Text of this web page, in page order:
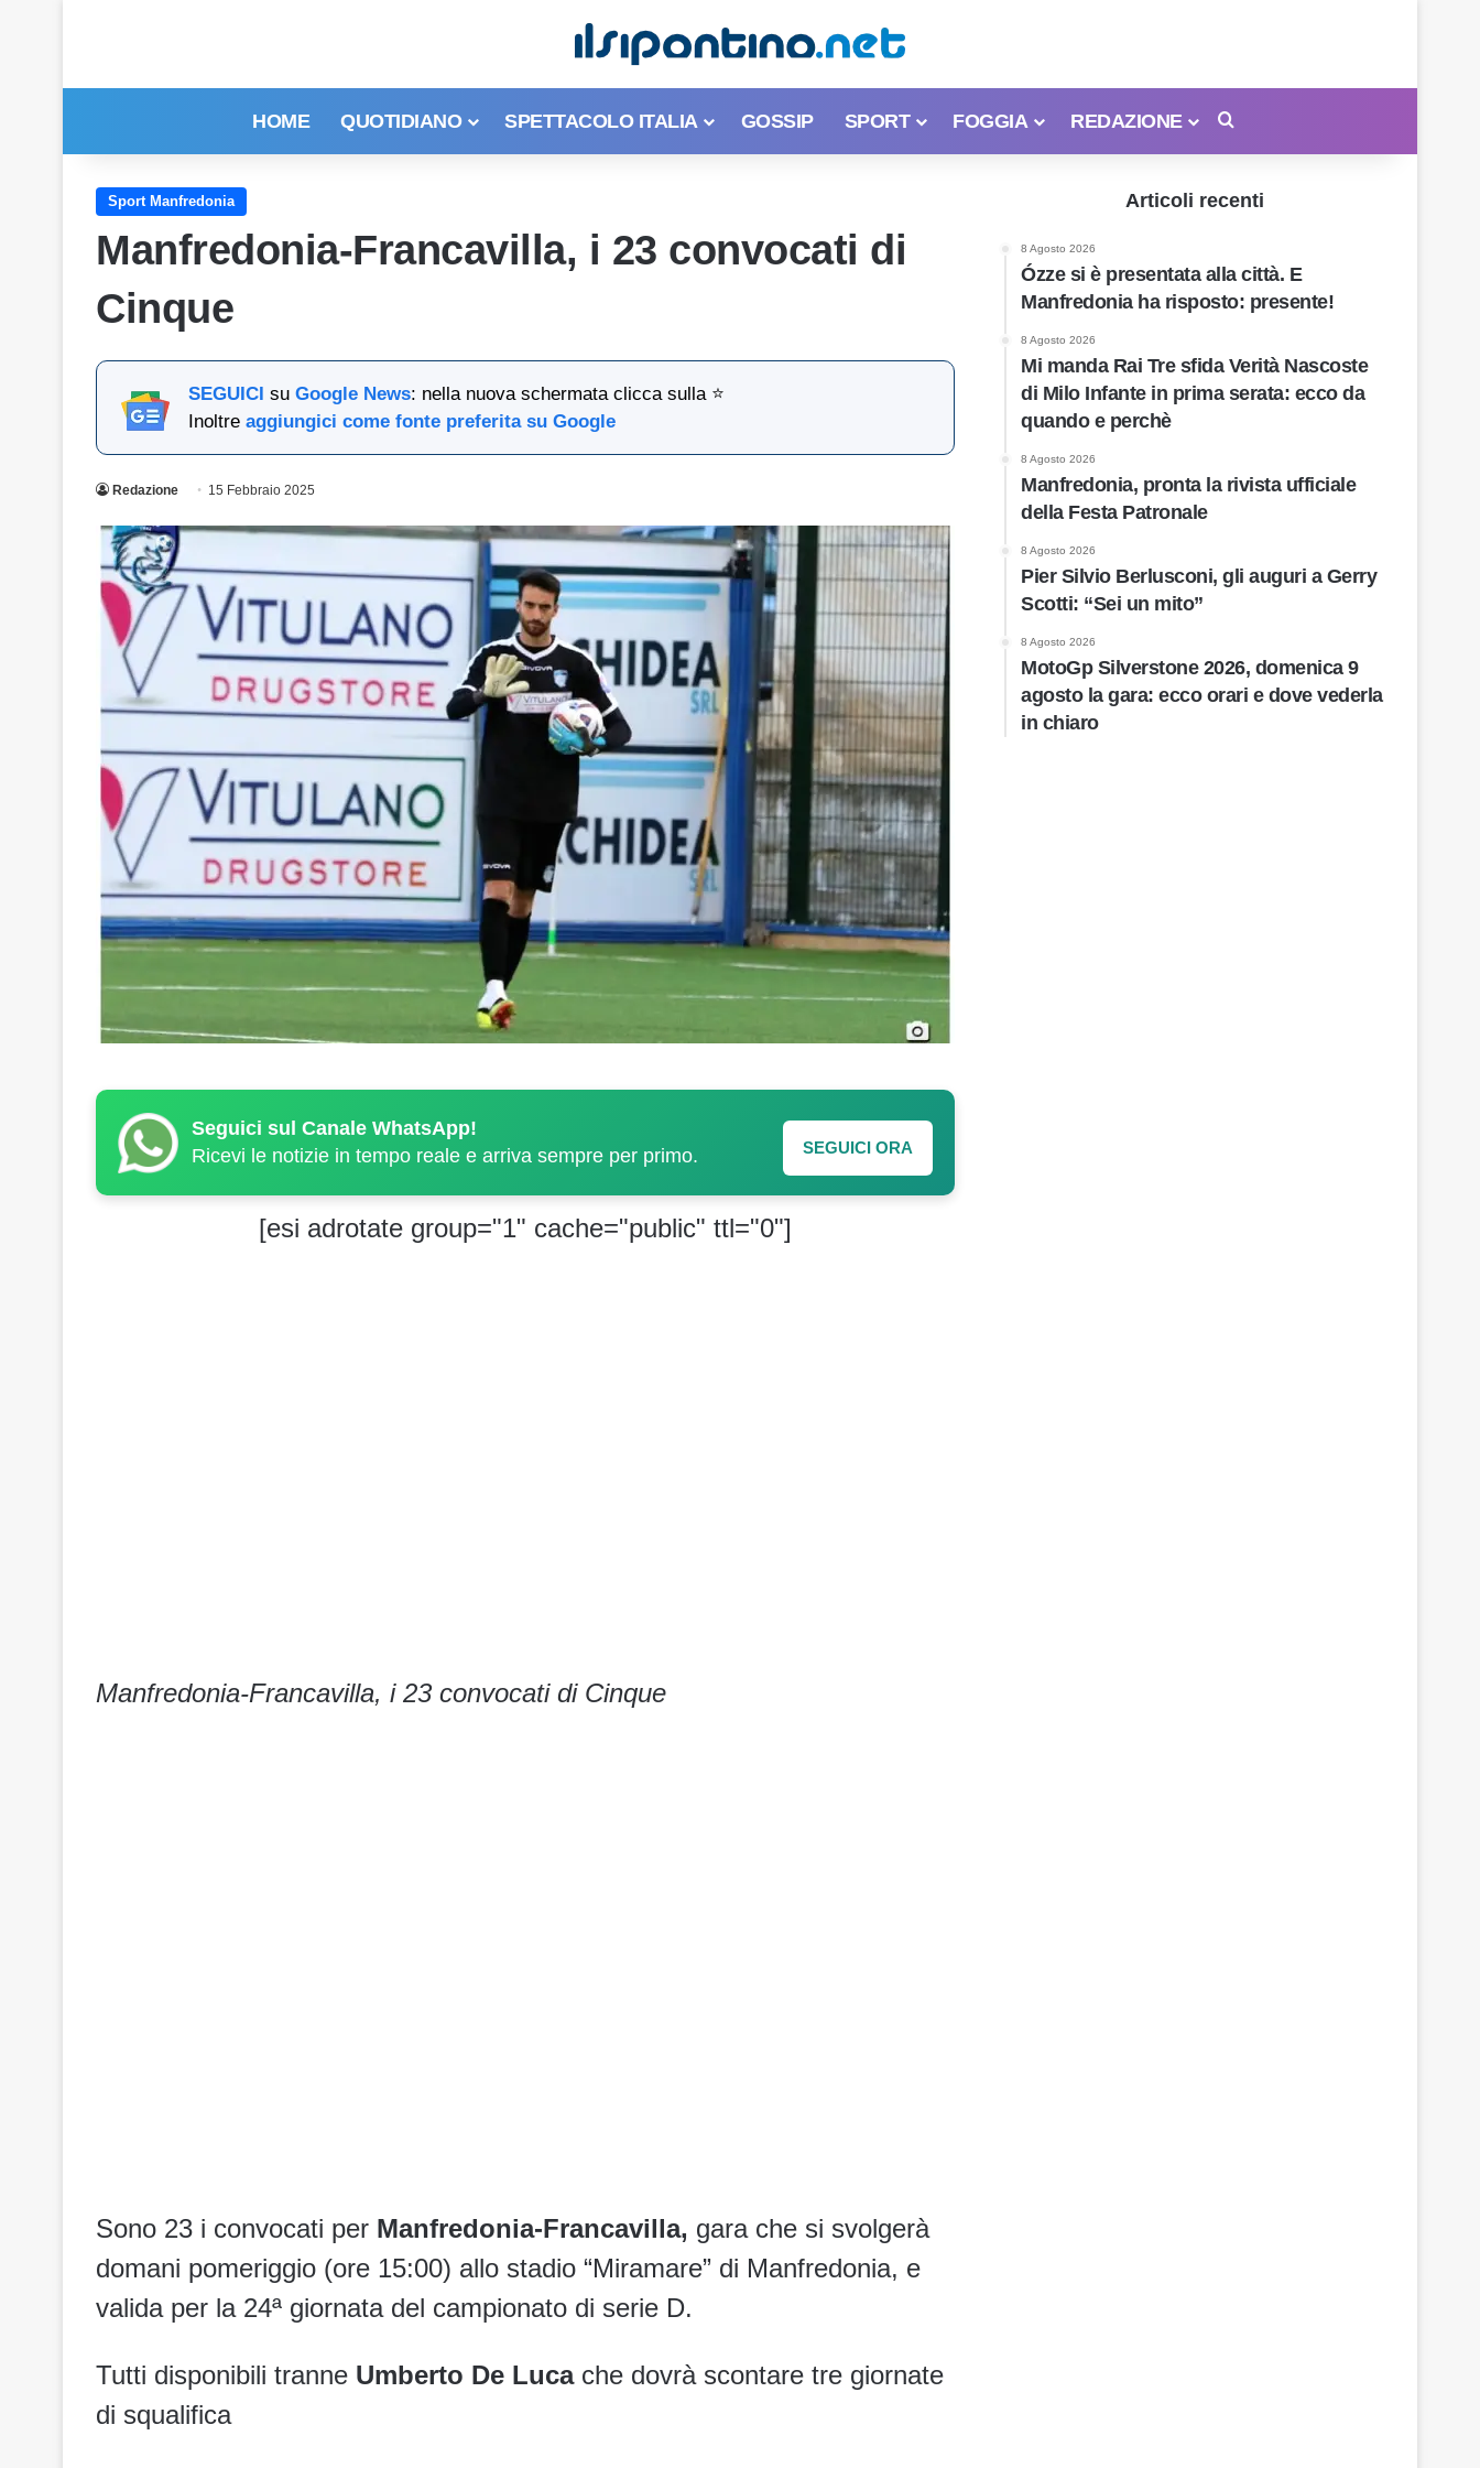
HOME QUOTIDIANO SPETTACOLO ITALIA GOSSIP SPORT FOGGIA REDAZIONE
Sport Manfredonia
Manfredonia-Francavilla, i 23 convocati di
Cinque
SEGUICI su Google News: nella nuova schermata clicca sulla ⭐
Inoltre aggiungici come fonte preferita su Google
Redazione 15 Febbraio 2025
Seguici sul Canale WhatsApp!
Ricevi le notizie in tempo reale e arriva sempre per primo.
SEGUICI ORA
[esi adrotate group="1" cache="public" ttl="0"]
Manfredonia-Francavilla, i 23 convocati di Cinque
Sono 23 i convocati per Manfredonia-Francavilla, gara che si svolgerà
domani pomeriggio (ore 15:00) allo stadio “Miramare” di Manfredonia, e
valida per la 24ª giornata del campionato di serie D.
Tutti disponibili tranne Umberto De Lucache dovrà scontare tre giornate
di squalifica
Articoli recenti
8 Agosto 2026
Ózze si è presentata alla città. E
Manfredonia ha risposto: presente!
8 Agosto 2026
Mi manda Rai Tre sfida Verità Nascoste
di Milo Infante in prima serata: ecco da
quando e perchè
8 Agosto 2026
Manfredonia, pronta la rivista ufficiale
della Festa Patronale
8 Agosto 2026
Pier Silvio Berlusconi, gli auguri a Gerry
Scotti: “Sei un mito”
8 Agosto 2026
MotoGp Silverstone 2026, domenica 9
agosto la gara: ecco orari e dove vederla
in chiaro